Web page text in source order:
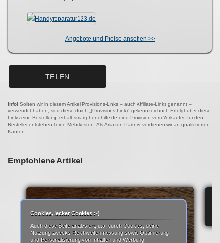
Angebote und Preise ansehen >>
TEILEN
Info! Sollten wir in diesem Artikel Provisions-Links – auch Affiliate-Links genannt –
verwendet haben, sind diese durch „(Provisions-Link)" gekennzeichnet. Erfolgt über diese
Links eine Bestellung, erhält smartphonehilfe.de eine Provision vom Verkäufer, für den
Besteller entstehen keine Mehrkosten. Als Amazon-Partner verdienen wir an qualifizierten
Käufen.
Empfohlene Artikel
Cookies, lecker Cookies :-)
Auch diese Seite analysiert, u.a. durch Cookies, deine
Nutzung zwecks Reichweitenmessung sowie Optimierung
und Personalisierung von Inhalten und Werbung.